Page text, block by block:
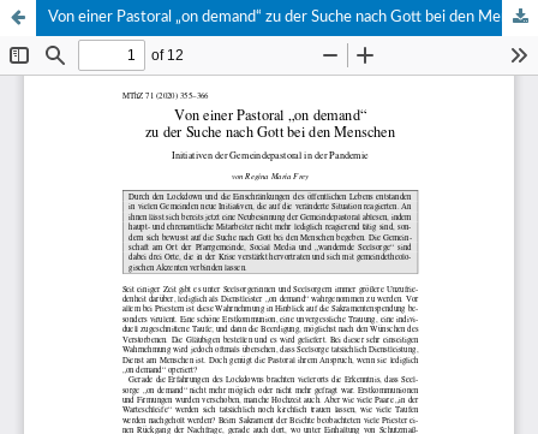
Von einer Pastoral „on demand“ zu der Suche nach Gott bei den Menschen